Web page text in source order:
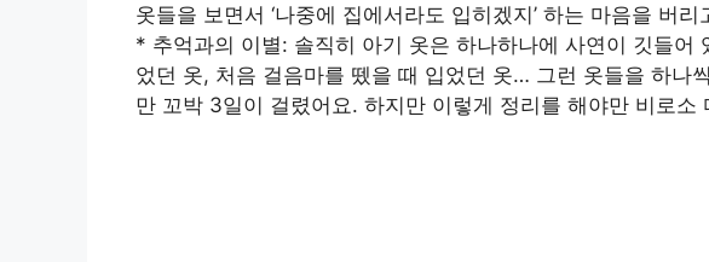
옷들을 보면서 ‘나중에 집에서라도 입히겠지’ 하는 마음을 버
* 추억과의 이별: 솔직히 아기 옷은 하나하나에 사연이 깃들어
었던 옷, 처음 걸음마를 뗐을 때 입었던 옷… 그런 옷들을 하나
만 꼬박 3일이 걸렸어요. 하지만 이렇게 정리를 해야만 비로소